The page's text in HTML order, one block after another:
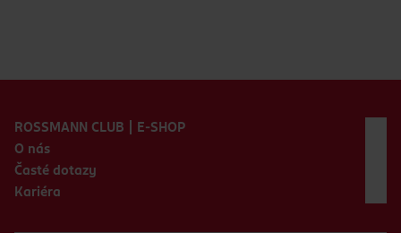
ROSSMANN CLUB | E-SHOP
O nás
Časté dotazy
Kariéra